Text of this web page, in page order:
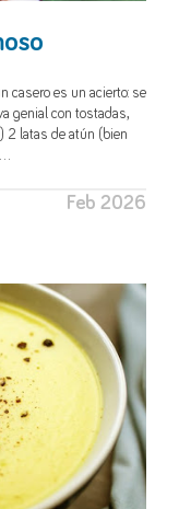
casero es un acierto: se
genial con tostadas,
2 latas de atún (bien
Feb 2026